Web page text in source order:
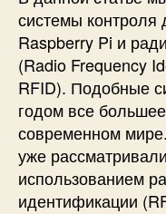
системы контроля
Raspberry Pi и
(Radio Frequency
RFID). Подобные
годом все
современном
уже
использованием
идентификации